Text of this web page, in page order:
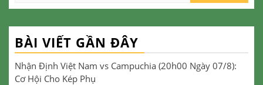
BÀI VIẾT GẦN ĐÂY
Nhận Định Việt Nam vs Campuchia (20h00 Ngày 07/8):
Cơ Hội Cho Kép Phụ